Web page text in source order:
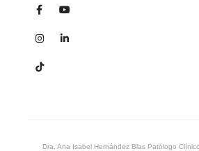
Dra. Ana Isabel Hernández Blas Patólogo